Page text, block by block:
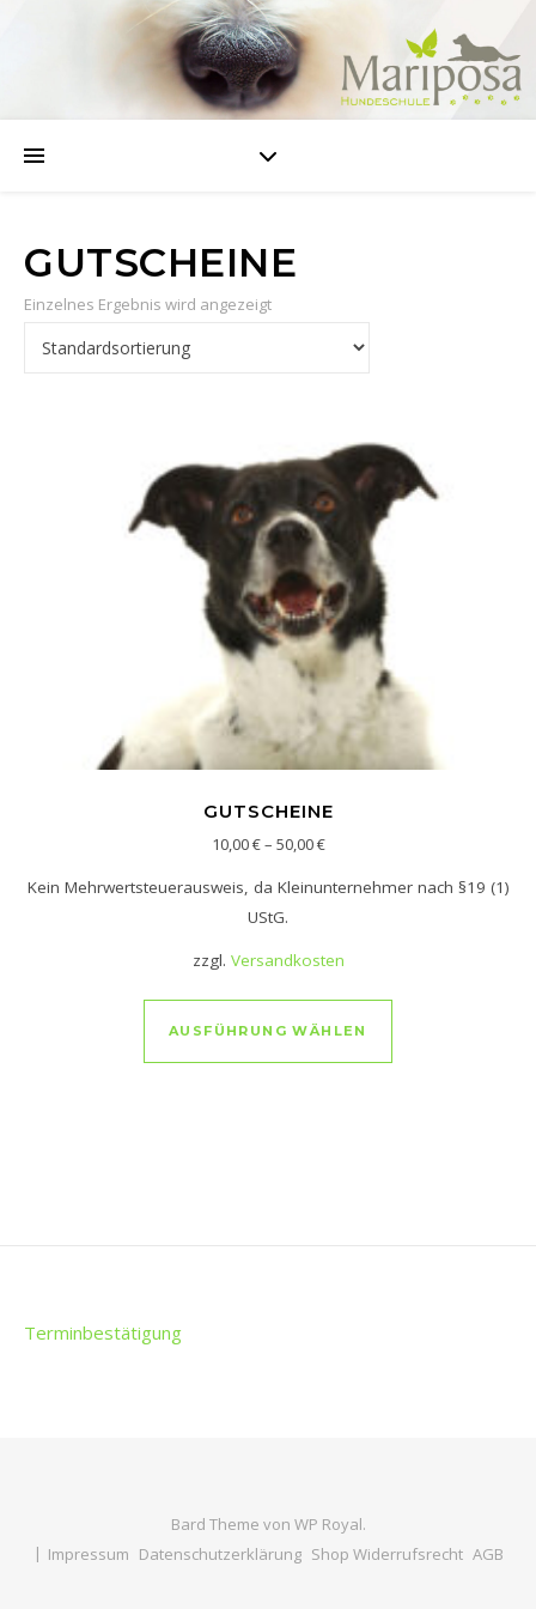
GUTSCHEINE
Einzelnes Ergebnis wird angezeigt
GUTSCHEINE
10,00€– 50,00€
Kein Mehrwertsteuerausweis, da Kleinunternehmer nach §19 (1)
UStG.
zzgl. Versandkosten
AUSFÜHRUNG WÄHLEN
Dieses Produkt
Terminbestätigung
Bard Theme von WP Royal.
Impressum Datenschutzerklärung Shop Widerrufsrecht AGB